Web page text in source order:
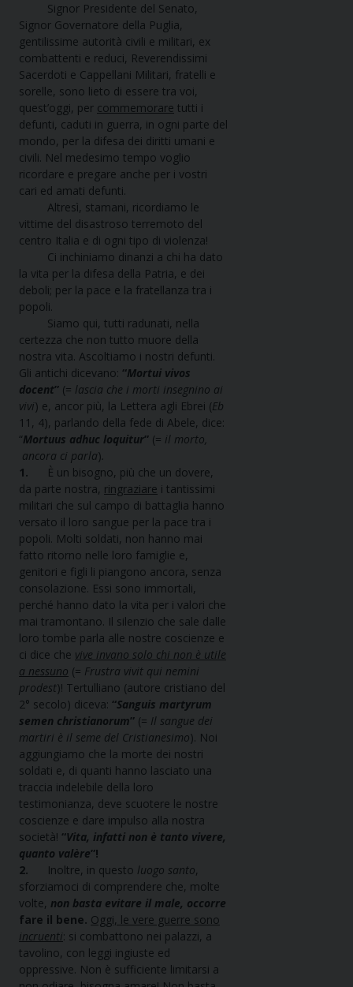
Signor Presidente del Senato,
Signor Governatore della Puglia,
gentilissime autorità civili e militari, ex
combattenti e reduci, Reverendissimi
Sacerdoti e Cappellani Militari, fratelli e
sorelle, sono lieto di essere tra voi,
quest’oggi, per commemorare tutti i
defunti, caduti in guerra, in ogni parte del
mondo, per la difesa dei diritti umani e
civili. Nel medesimo tempo voglio
ricordare e pregare anche per i vostri
cari ed amati defunti.
Altresì, stamani, ricordiamo le
vittime del disastroso terremoto del
centro Italia e di ogni tipo di violenza!
Ci inchiniamo dinanzi a chi ha dato
la vita per la difesa della Patria, e dei
deboli; per la pace e la fratellanza tra i
popoli.
Siamo qui, tutti radunati, nella
certezza che non tutto muore della
nostra vita. Ascoltiamo i nostri defunti.
Gli antichi dicevano: “Mortui vivos
docent” (= lascia che i morti insegnino ai
vivi) e, ancor più, la Lettera agli Ebrei (Eb
11, 4), parlando della fede di Abele, dice:
“Mortuus adhuc loquitur” (= il morto,
ancora ci parla)
1. È un bisogno, più che un dovere,
da parte nostra, ringraziare i tantissimi
militari che sul campo di battaglia hanno
versato il loro sangue per la pace tra i
popoli. Molti soldati, non hanno mai
fatto ritorno nelle loro famiglie e,
genitori e figli li piangono ancora, senza
consolazione. Essi sono immortali,
perché hanno dato la vita per i valori che
mai tramontano. Il silenzio che sale dalle
loro tombe parla alle nostre coscienze e
ci dice che vive invano solo chi non è utile
a nessuno (= Frustra vivit qui nemini
prodest)! Tertulliano (autore cristiano del
2° secolo) diceva: “Sanguis martyrum
semen christianorum” (= Il sangue dei
martiri è il seme del Cristianesimo). Noi
aggiungiamo che la morte dei nostri
soldati e, di quanti hanno lasciato una
traccia indelebile della loro
testimonianza, deve scuotere le nostre
coscienze e dare impulso alla nostra
società! “Vita, infatti non è tanto vivere,
quanto valère”!
2. Inoltre, in questo luogo santo,
sforziamoci di comprendere che, molte
volte, non basta evitare il male, occorre
fare il bene. Oggi, le vere guerre sono
incruenti: si combattono nei palazzi, a
tavolino, con leggi ingiuste ed
oppressive. Non è sufficiente limitarsi a